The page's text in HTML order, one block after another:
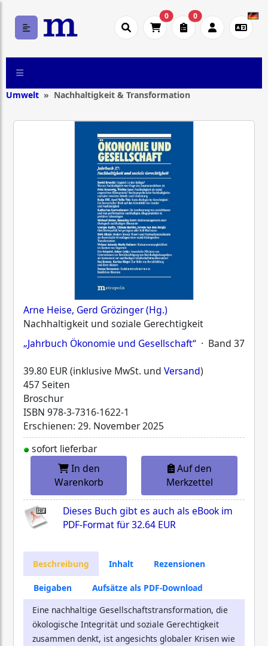
0 0
Umwelt Nachhaltigkeit & Transformation
Arne Heise, Gerd Grözinger (Hg.)
Nachhaltigkeit und soziale Gerechtigkeit
„Jahrbuch Ökonomie und Gesellschaft“ · Band 37
39.80 EUR (inklusive MwSt. und Versand)
457 Seiten
Broschur
ISBN 978-3-7316-1622-1
Erschienen: 29. November 2025
sofort lieferbar
In den
Warenkorb
Auf den
Merkzettel
Dieses Buch gibt es auch als eBook im
PDF-Format für32.64 EUR
Beschreibung Inhalt Rezensionen
Beigaben
Aufsätze als PDF-Download
Eine nachhaltige Gesellschaftstransformation, die
ökologische Integrität und soziale Gerechtigkeit
zusammen denkt, ist angesichts globaler Krisen wie